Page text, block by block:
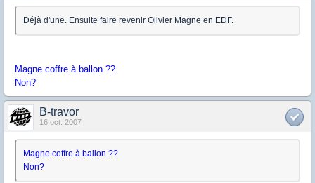
Déjà d'une. Ensuite faire revenir Olivier Magne en EDF.
Magne coffre à ballon ??
Non?
B-travor
16 oct. 2007
Magne coffre à ballon ??
Non?